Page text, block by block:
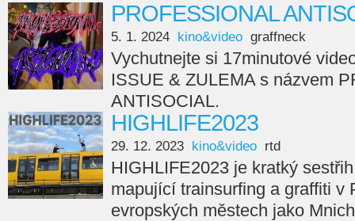
PROFESSIONAL
5. 1. 2024 kino&video graffneck
Vychutnejte si 17minutové
ISSUE & ZULEMA s názvem
ANTISOCIAL.
HIGHLIFE2023
29. 12. 2023 kino&video rtd
HIGHLIFE2023 je kratký
mapující trainsurfing a graffiti v
evropských městech jako